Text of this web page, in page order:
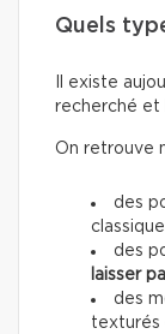
Quels
Il existe
recherché et
On retrouve
des
des
laisser
des
texturés